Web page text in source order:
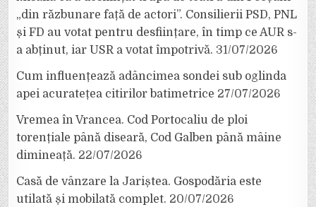
„din răzbunare față de actori”. Consilierii PSD, PNL
și FD au votat pentru desființare, în timp ce AUR s-
a abținut, iar USR a votat împotrivă. 31/07/2026
Cum influențează adâncimea sondei sub oglinda
apei acuratețea citirilor batimetrice 27/07/2026
Vremea în Vrancea. Cod Portocaliu de ploi
torențiale până diseară, Cod Galben până mâine
dimineață. 22/07/2026
Casă de vânzare la Jariștea. Gospodăria este
utilată și mobilată complet. 20/07/2026